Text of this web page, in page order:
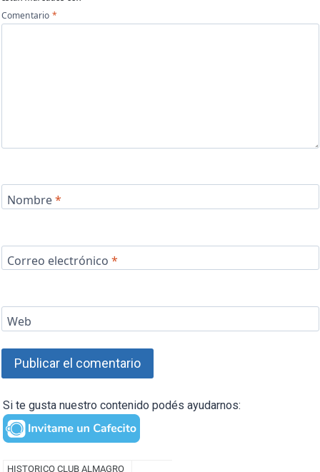
Comentario *
Nombre*
Correo electrónico *
Web
Si te gusta nuestro contenido podés ayudarnos: